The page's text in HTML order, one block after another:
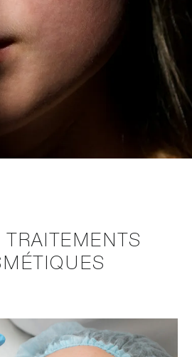
TRAITEMENTS